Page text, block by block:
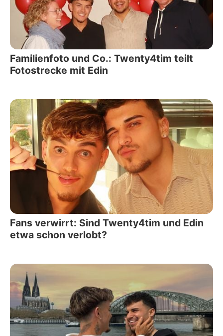
Familienfoto und Co.: Twenty4tim teilt
Fotostrecke mit Edin
Fans verwirrt: Sind Twenty4tim und Edin
etwa schon verlobt?